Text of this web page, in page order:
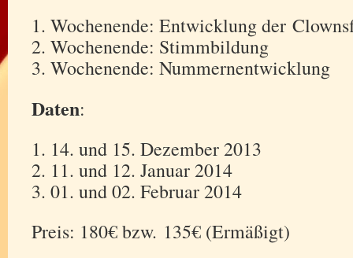
Wochenende: Entwicklung der
Wochenende: Stimmbildung
Wochenende: Nummernentwicklung
Daten:
14. und 15. Dezember 2013
11. und 12. Januar 2014
01. und 02. Februar 2014
Preis: 180€ bzw. 135€ (Ermäßigt)